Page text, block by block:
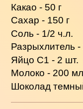
Какао - 50 г
Сахар - 150 г
Соль - 1/2 ч.л.
Разрыхлитель -
Яйцо С1 - 2 шт.
Молоко - 200 мл
Шоколад